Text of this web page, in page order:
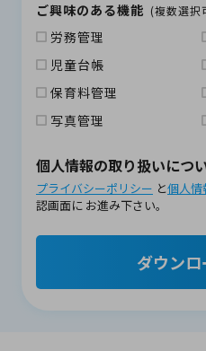
ご興味のある機能 (複数選択
労務管理
児童台帳
保育料管理
写真管理
個人情報の取り扱いにつ
プライバシーポリシー と個人情
認画面に お進み下さい。
ダウン